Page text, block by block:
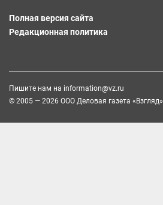
Полная версия сайта
Редакционная политика
Пишите нам на information@vz.ru
© 2005 — 2026 ООО Деловая газета «Взгляд»